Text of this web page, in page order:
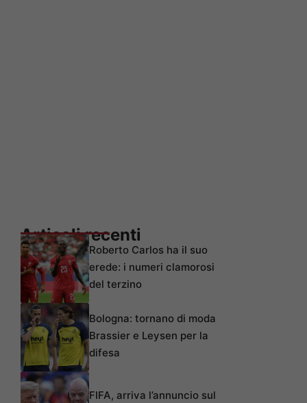
Articoli recenti
Roberto Carlos ha il suo
erede: i numeri clamorosi
del terzino
Bologna: tornano di moda
Brassier e Leysen per la
difesa
FIFA, arriva l’annuncio sul